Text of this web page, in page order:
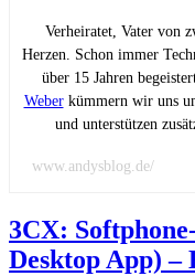
Verheiratet, Vater von
Herzen. Schon immer
über 15 Jahren
Weberkümmern wir uns
und unterstützen
www.andysblog.de/
3CX:
Desktop App)